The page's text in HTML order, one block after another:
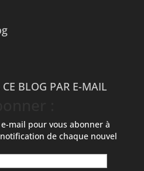
BLOG PAR E-MAIL
mail pour vous abonner à
de chaque nouvel